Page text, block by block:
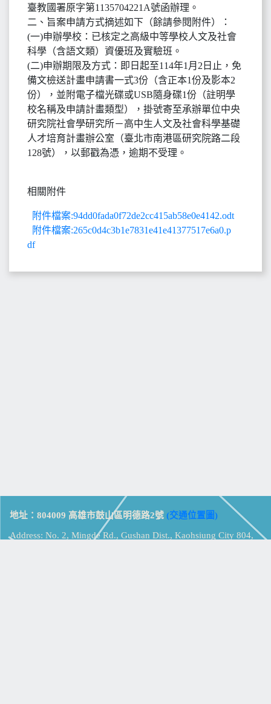
臺教國署原字第1135704221A號函辦理。
二、旨案申請方式摘述如下（餘請參閱附件）：
(一)申辦學校：已核定之高級中等學校人文及社會
科學（含語文類）資優班及實驗班。
(二)申辦期限及方式：即日起至114年1月2日止，免
備文檢送計畫申請書一式3份（含正本1份及影本2
份），並附電子檔光碟或USB隨身碟1份（註明學
校名稱及申請計畫類型），掛號寄至承辦單位中央
研究院社會學研究所－高中生人文及社會科學基礎
人才培育計畫辦公室（臺北市南港區研究院路二段
128號），以郵戳為憑，逾期不受理。
相關附件
附件檔案:94dd0fada0f72de2cc415ab58e0e4142.odt
附件檔案:265c0d4c3b1e7831e41e41377517e6a0.p
df
地址：804009 高雄市鼓山區明德路2號 (交通位置圖)
Address: No. 2, Mingde Rd., Gushan Dist., Kaohsiung City 804,